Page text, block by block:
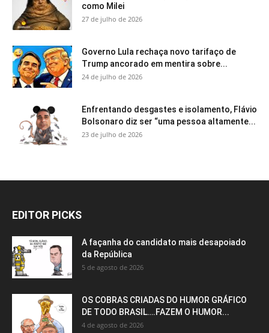
como Milei
27 de julho de 2026
Governo Lula rechaça novo tarifaço de
Trump ancorado em mentira sobre...
24 de julho de 2026
Enfrentando desgastes e isolamento, Flávio
Bolsonaro diz ser “uma pessoa altamente...
23 de julho de 2026
EDITOR PICKS
A façanha do candidato mais desapoiado
da República
5 de agosto de 2026
OS COBRAS CRIADAS DO HUMOR GRÁFICO
DE TODO BRASIL….FAZEM O HUMOR...
4 de agosto de 2026